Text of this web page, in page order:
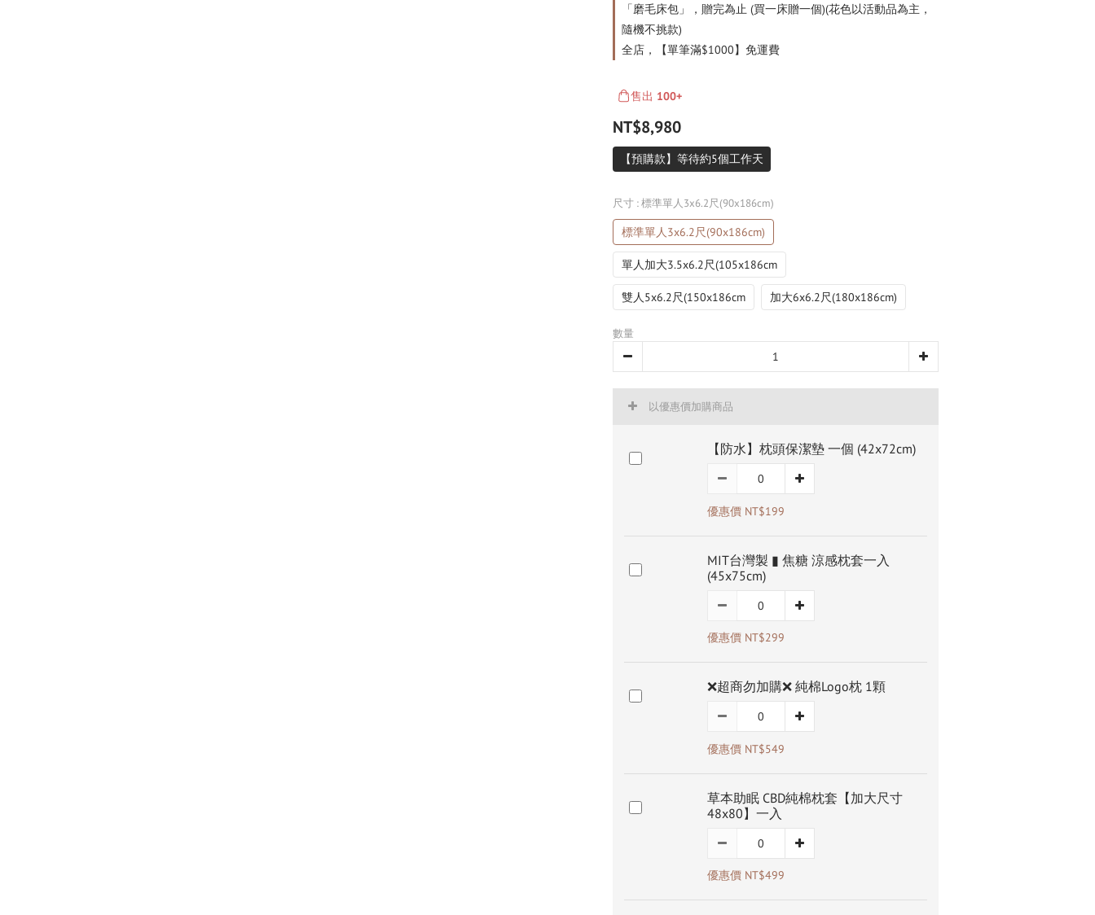
「磨毛床包」，贈完為止 (買一床贈一個)(花色以活動品為主，
隨機不挑款)
全店，【單筆滿$1000】免運費
售出 100+
NT$8,980
【預購款】等待約5個工作天
尺寸 : 標準單人3x6.2尺(90x186cm)
標準單人3x6.2尺(90x186cm)
單人加大3.5x6.2尺(105x186cm
雙人5x6.2尺(150x186cm 加大6x6.2尺(180x186cm)
數量
以優惠價加購商品
【防水】枕頭保潔墊 一個 (42x72cm)
優惠價 NT$199
MIT台灣製 ▮ 焦糖 涼感枕套一入
(45x75cm)
優惠價 NT$299
❌超商勿加購❌ 純棉Logo枕 1顆
優惠價 NT$549
草本助眠 CBD純棉枕套【加大尺寸
48x80】一入
優惠價 NT$499